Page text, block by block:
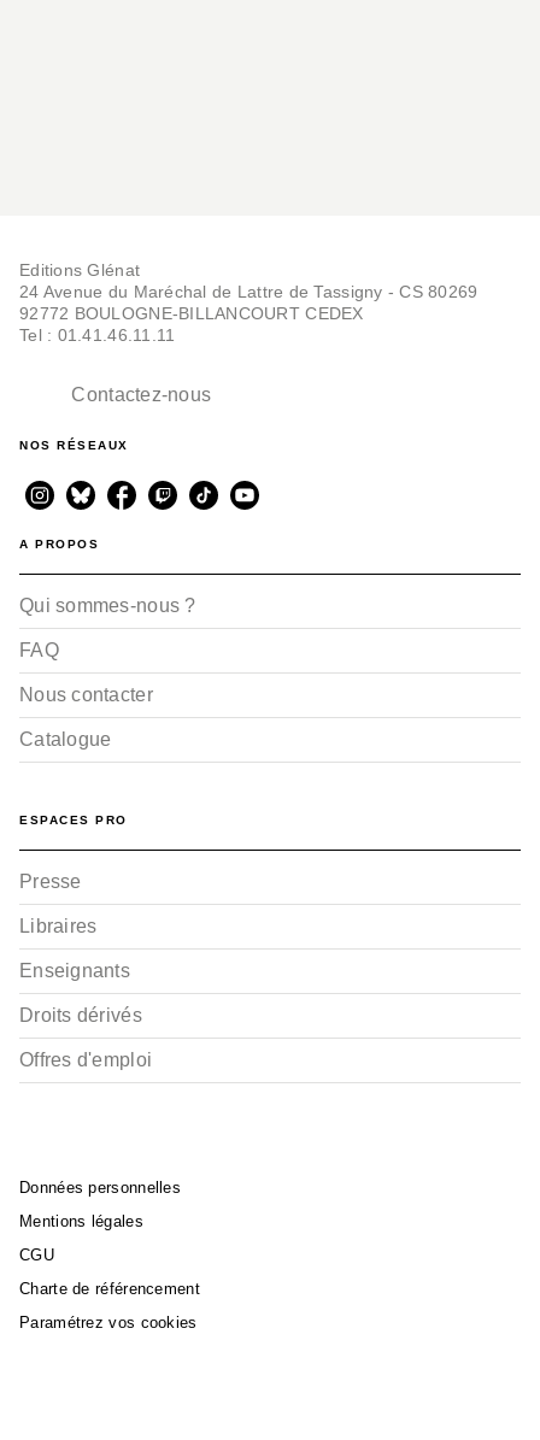
Editions Glénat
24 Avenue du Maréchal de Lattre de Tassigny - CS 80269
92772 BOULOGNE-BILLANCOURT CEDEX
Tel : 01.41.46.11.11
Contactez-nous
NOS RÉSEAUX
A PROPOS
Qui sommes-nous ?
FAQ
Nous contacter
Catalogue
ESPACES PRO
Presse
Libraires
Enseignants
Droits dérivés
Offres d'emploi
Données personnelles
Mentions légales
CGU
Charte de référencement
Paramétrez vos cookies